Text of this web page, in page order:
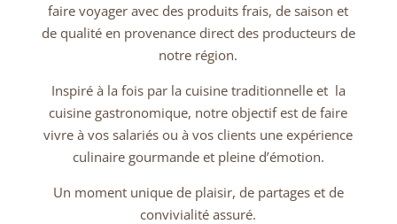
faire voyager avec des produits frais, de saison et
de qualité en provenance direct des producteurs de
notre région.
Inspiré à la fois par la cuisine traditionnelle et la
cuisine gastronomique, notre objectif est de faire
vivre à vos salariés ou à vos clients une expérience
culinaire gourmande et pleine d’émotion.
Un moment unique de plaisir, de partages et de
convivialité assuré.